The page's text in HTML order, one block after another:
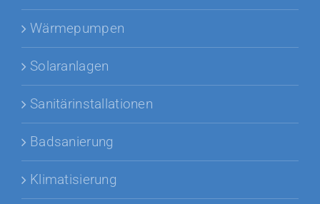
Wärmepumpen
Solaranlagen
Sanitärinstallationen
Badsanierung
Klimatisierung